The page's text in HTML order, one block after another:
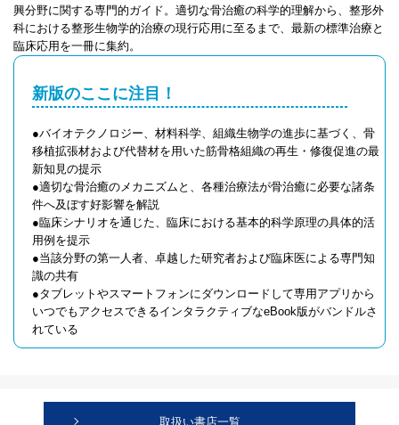
興分野に関する専門的ガイド。適切な骨治癒の科学的理解から、整形外
科における整形生物学的治療の現行応用に至るまで、最新の標準治療と
臨床応用を一冊に集約。
新版のここに注目！
●バイオテクノロジー、材料科学、組織生物学の進歩に基づく、骨
移植拡張材および代替材を用いた筋骨格組織の再生・修復促進の最
新知見の提示
●適切な骨治癒のメカニズムと、各種治療法が骨治癒に必要な諸条
件へ及ぼす好影響を解説
●臨床シナリオを通じた、臨床における基本的科学原理の具体的活
用例を提示
●当該分野の第一人者、卓越した研究者および臨床医による専門知
識の共有
●タブレットやスマートフォンにダウンロードして専用アプリから
いつでもアクセスできるインタラクティブなeBook版がバンドルさ
れている
取扱い書店一覧